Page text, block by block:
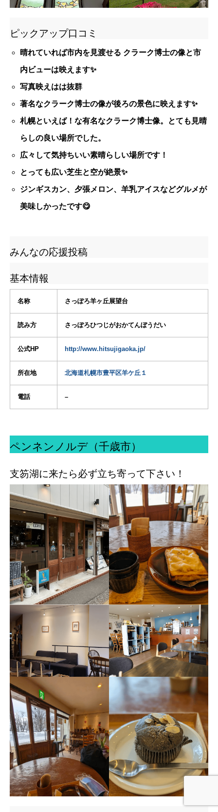
ピックアップ口コミ
晴れていれば市内を見渡せる クラーク博士の像と市
内ビューは映えます✨
写真映えはは抜群
著名なクラーク博士の像が後ろの景色に映えます✨
札幌といえば！な有名なクラーク博士像。とても見晴
らしの良い場所でした。
広々して気持ちいい素晴らしい場所です！
とっても広い芝生と空が絶景✨
ジンギスカン、夕張メロン、羊乳アイスなどグルメが
美味しかったです😋
みんなの応援投稿
基本情報
名称 さっぽろ羊ヶ丘展望台
読み方 さっぽろひつじがおかてんぼうだい
公式HP http://www.hitsujigaoka.jp/
所在地 北海道札幌市豊平区羊ケ丘１
電話 –
ペンネンノルデ（千歳市）
支笏湖に来たら必ず立ち寄って下さい！